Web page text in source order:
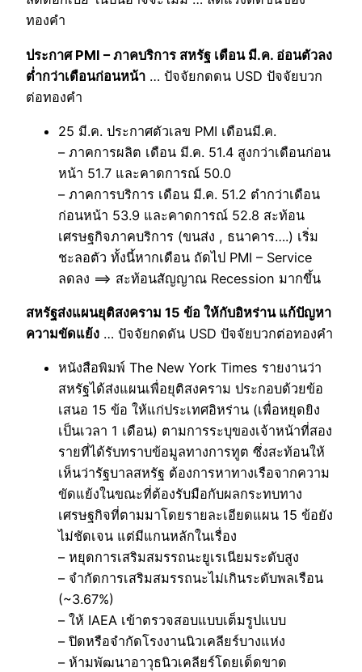
ทองคำ
ประกาศ PMI – ภาคบริการ สหรัฐ เดือน มี.ค. อ่อนตัวลง
ต่ำกว่าเดือนก่อนหน้า … ปัจจัยกดดน USD ปัจจัยบวก
ต่อทองคำ
25 มี.ค. ประกาศตัวเลข PMI เดือนมี.ค.
– ภาคการผลิต เดือน มี.ค. 51.4 สูงกว่าเดือนก่อน
หน้า 51.7 และคาดการณ์ 50.0
– ภาคการบริการ เดือน มี.ค. 51.2 ตำกว่าเดือน
ก่อนหน้า 53.9 และคาดการณ์ 52.8 สะท้อน
เศรษฐกิจภาคบริการ (ขนส่ง , ธนาคาร….) เริ่ม
ชะลอตัว ทั้งนี้หากเดือน ถัดไป PMI – Service
ลดลง ==> สะท้อนสัญญาณ Recession มากขึ้น
สหรัฐส่งแผนยุติสงคราม 15 ข้อ ให้กับอิหร่าน แก้ปัญหา
ความขัดแย้ง … ปัจจัยกดดัน USD ปัจจัยบวกต่อทองคำ
หนังสือพิมพ์ The New York Times รายงานว่า
สหรัฐได้ส่งแผนเพื่อยุติสงคราม ประกอบด้วยข้อ
เสนอ 15 ข้อ ให้แก่ประเทศอิหร่าน (เพื่อหยุดยิง
เป็นเวลา 1 เดือน) ตามการระบุของเจ้าหน้าที่สอง
รายที่ได้รับทราบข้อมูลทางการทูต ซึ่งสะท้อนให้
เห็นว่ารัฐบาลสหรัฐ ต้องการหาทางเรือจากความ
ขัดแย้งในขณะที่ต้องรับมือกับผลกระทบทาง
เศรษฐกิจที่ตามมาโดยรายละเอียดแผน 15 ข้อยัง
ไม่ชัดเจน แต่มีแกนหลักในเรื่อง
– หยุดการเสริมสมรรถนะยูเรเนียมระดับสูง
– จำกัดการเสริมสมรรถนะไม่เกินระดับพลเรือน
(~3.67%)
– ให้ IAEA เข้าตรวจสอบแบบเต็มรูปแบบ
– ปิดหรือจำกัดโรงงานนิวเคลียร์บางแห่ง
– ห้ามพัฒนาอาวุธนิวเคลียร์โดยเด็ดขาด